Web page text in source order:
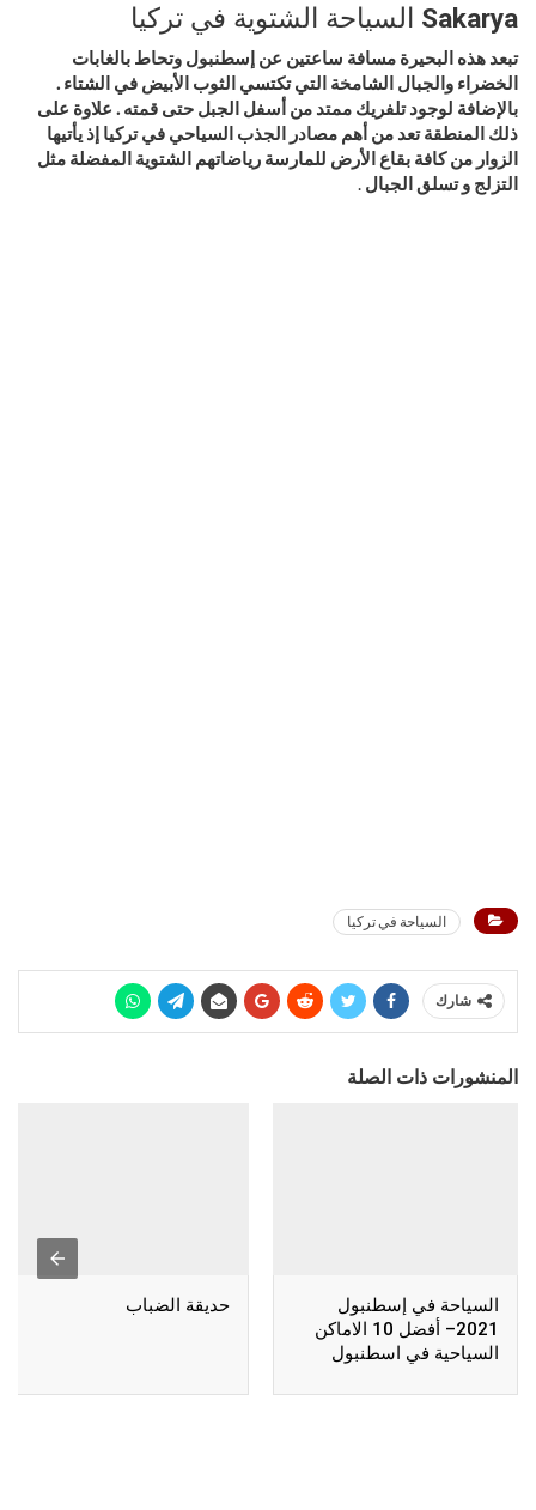
Sakarya السياحة الشتوية في تركيا
تبعد هذه البحيرة مسافة ساعتين عن إسطنبول وتحاط بالغابات
الخضراء والجبال الشامخة التي تكتسي الثوب الأبيض في الشتاء .
بالإضافة لوجود تلفريك ممتد من أسفل الجبل حتى قمته . علاوة على
ذلك المنطقة تعد من أهم مصادر الجذب السياحي في تركيا إذ يأتيها
الزوار من كافة بقاع الأرض للمارسة رياضاتهم الشتوية المفضلة مثل
التزلج و تسلق الجبال .
السياحة في تركيا
شارك
المنشورات ذات الصلة
السياحة في إسطنبول
2021– أفضل 10 الاماكن
السياحية في اسطنبول
حديقة الضباب